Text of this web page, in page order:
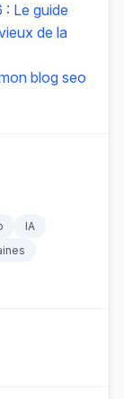
: Le guide
de la
blog seo
IA